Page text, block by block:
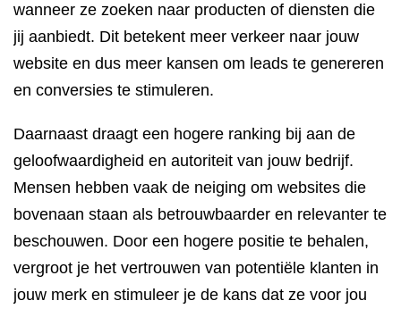
wanneer ze zoeken naar producten of diensten die
jij aanbiedt. Dit betekent meer verkeer naar jouw
website en dus meer kansen om leads te genereren
en conversies te stimuleren.
Daarnaast draagt een hogere ranking bij aan de
geloofwaardigheid en autoriteit van jouw bedrijf.
Mensen hebben vaak de neiging om websites die
bovenaan staan als betrouwbaarder en relevanter te
beschouwen. Door een hogere positie te behalen,
vergroot je het vertrouwen van potentiële klanten in
jouw merk en stimuleer je de kans dat ze voor jou